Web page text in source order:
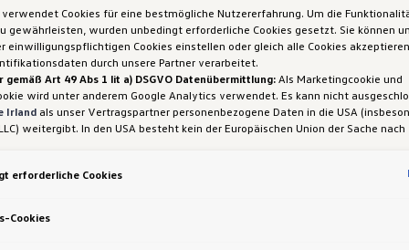
View“
verwendet Cookies für eine bestmögliche Nutzererfahrung. Um die
gewährleisten, wurden unbedingt erforderliche Cookies gesetzt. Sie können
einwilligungspflichtigen Cookies einstellen oder gleich alle Cookies
durch unsere Partner verarbeitet.
gemäß Art 49 Abs 1 lit a) DSGVO Datenübermittlung:Als Marketingcookie und
wird unter anderem Google Analytics verwendet. Es kann nicht
Irland als unser Vertragspartner personenbezogene Daten in die USA
weitergibt. In den USA besteht kein der Europäischen Union der Sache nach
durchsetzen können, in den USA keine Datenschutzgrundsätze bestehen,
können, wobei Eingriffe in Ihre persönlichen Rechte und Freiheiten nicht
beschränkt sind.
erforderliche Cookies
Cookies